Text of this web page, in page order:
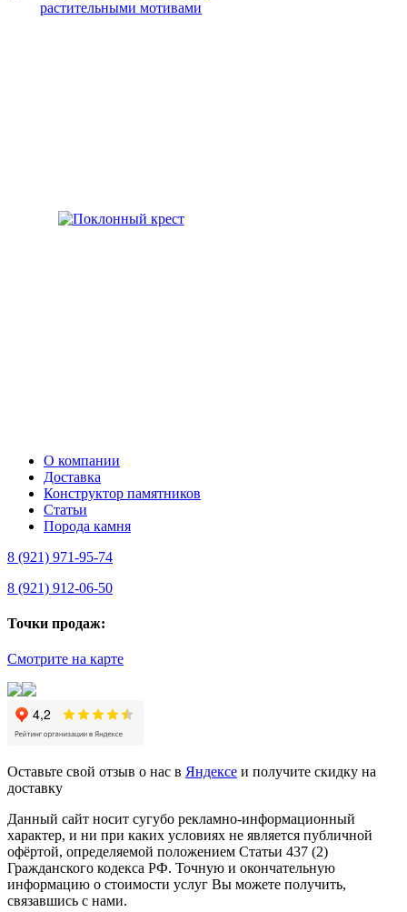
О компании
Доставка
Конструктор памятников
Статьи
Порода камня
8 (921) 971-95-74
8 (921) 912-06-50
Точки продаж:
Смотрите на карте
Оставьте свой отзыв о нас в Яндексе и получите скидку на
доставку
Данный сайт носит сугубо рекламно-информационный
характер, и ни при каких условиях не является публичной
офёртой, определяемой положением Статьи 437 (2)
Гражданского кодекса РФ. Точную и окончательную
информацию о стоимости услуг Вы можете получить,
связавшись с нами.